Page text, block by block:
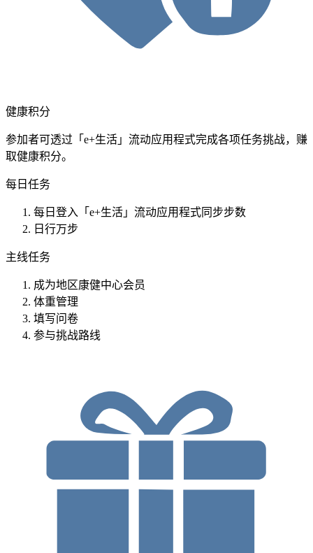
健康积分
参加者可透过「e+生活」流动应用程式完成各项任务挑战，赚
取健康积分。
每日任务
每日登入「e+生活」流动应用程式同步步数
日行万步
主线任务
成为地区康健中心会员
体重管理
填写问卷
参与挑战路线